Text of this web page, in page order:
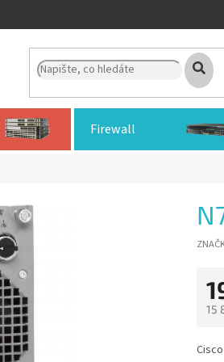
Firewall
15